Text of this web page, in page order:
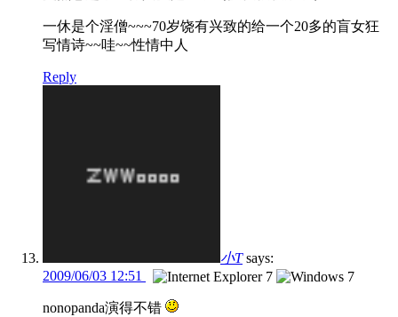
一休是个淫僧~~~70岁饶有兴致的给一个20多的盲女狂
写情诗~~哇~~性情中人
Reply
小T says:
2009/06/03 12:51
nonopanda演得不错